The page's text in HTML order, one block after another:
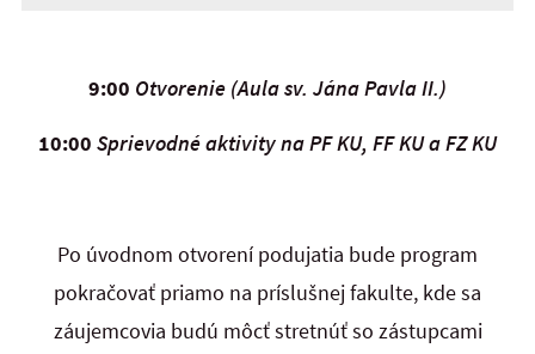
9:00 Otvorenie (Aula sv. Jána Pavla II.)
10:00 Sprievodné aktivity na PF KU, FF KU a FZ KU
Po úvodnom otvorení podujatia bude program
pokračovať priamo na príslušnej fakulte, kde sa
záujemcovia budú môcť stretnúť so zástupcami